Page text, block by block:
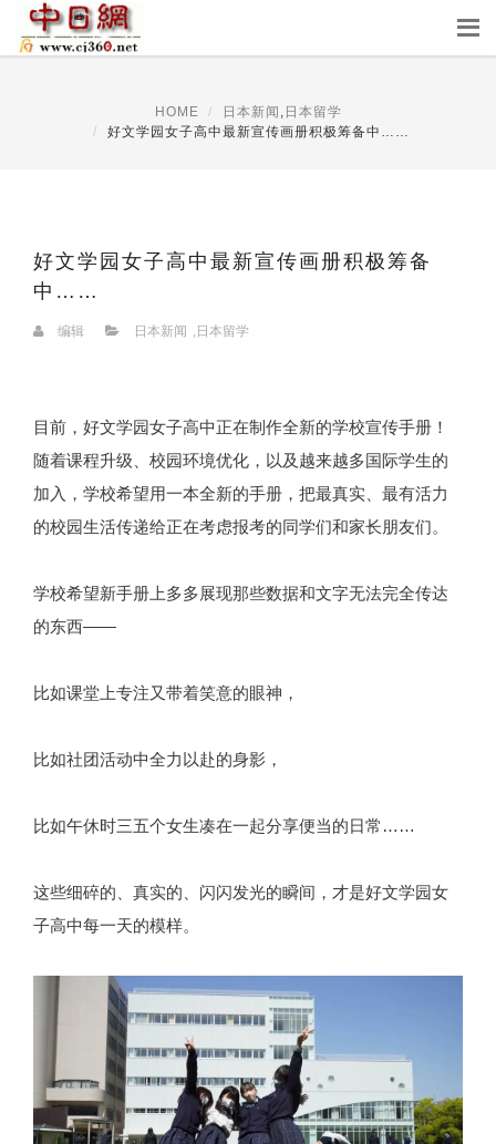
HOME 日本新闻 , 日本留学
好文学园女子高中最新宣传画册积极筹备中……
好文学园女子高中最新宣传画册积极筹备
中……
编辑 日本新闻 , 日本留学
目前，好文学园女子高中正在制作全新的学校宣传手册！
随着课程升级、校园环境优化，以及越来越多国际学生的
加入，学校希望用一本全新的手册，把最真实、最有活力
的校园生活传递给正在考虑报考的同学们和家长朋友们。
学校希望新手册上多多展现那些数据和文字无法完全传达
的东西——
比如课堂上专注又带着笑意的眼神，
比如社团活动中全力以赴的身影，
比如午休时三五个女生凑在一起分享便当的日常……
这些细碎的、真实的、闪闪发光的瞬间，才是好文学园女
子高中每一天的模样。